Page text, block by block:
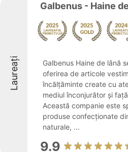
Laureați
Galbenus - Haine
Galbenus Haine de lână
oferirea de articole
încălțăminte create cu
mediul înconjurător și
Această companie este
produse confecționate
naturale, ...
9.9